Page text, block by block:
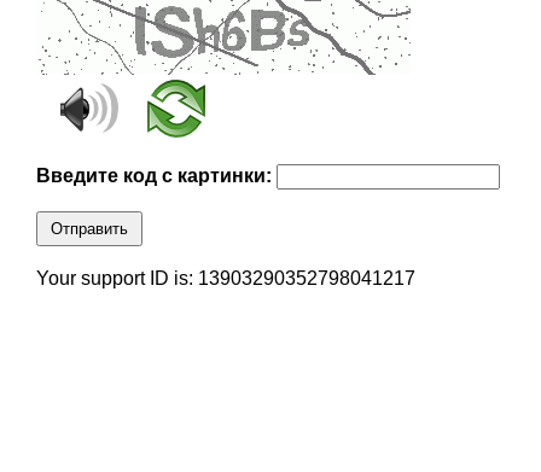
Введите код с картинки:
Отправить
Your support ID is: 13903290352798041217